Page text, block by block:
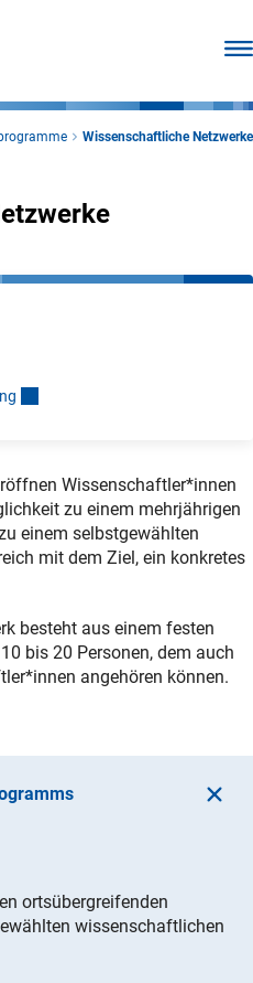
Wissenschaftliche Netzwerke
g
Wissenschaftler*innen
zu einem mehrjährigen
einem selbstgewählten
mit dem Ziel, ein konkretes
besteht aus einem festen
bis 20 Personen, dem auch
angehören können.
ortsübergreifenden
wissenschaftlichen